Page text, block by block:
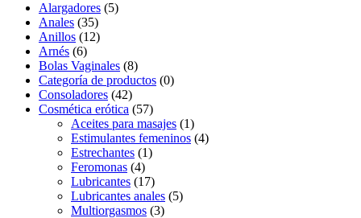
Alargadores (5)
Anales (35)
Anillos (12)
Arnés (6)
Bolas Vaginales (8)
Categoría de productos (0)
Consoladores (42)
Cosmética erótica (57)
Aceites para masajes (1)
Estimulantes femeninos (4)
Estrechantes (1)
Feromonas (4)
Lubricantes (17)
Lubricantes anales (5)
Multiorgasmos (3)